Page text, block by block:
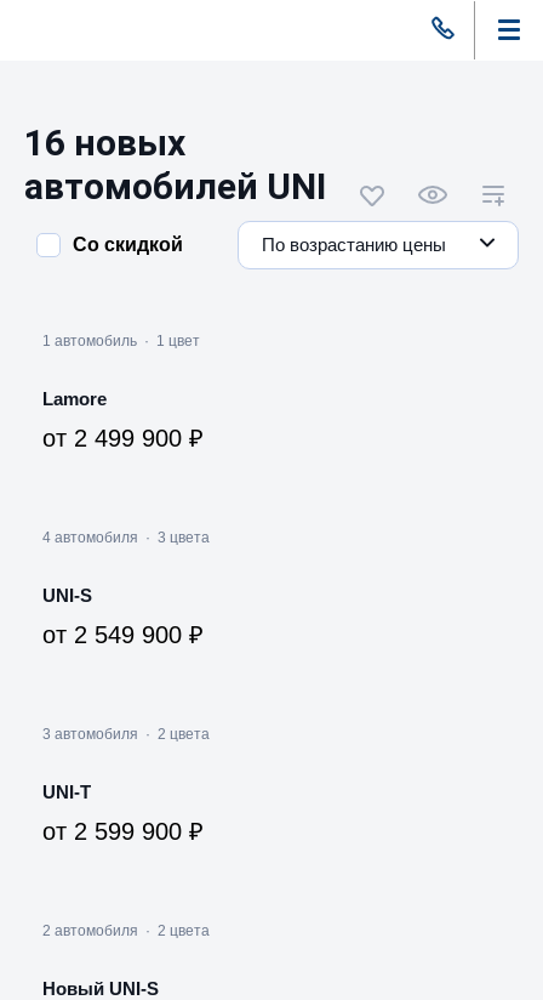
16 новых
автомобилей UNI
Со скидкой По возрастанию цены
1 автомобиль · 1 цвет
Lamore
от 2 499 900 ₽
4 автомобиля · 3 цвета
UNI-S
от 2 549 900 ₽
3 автомобиля · 2 цвета
UNI-T
от 2 599 900 ₽
2 автомобиля · 2 цвета
Новый UNI-S